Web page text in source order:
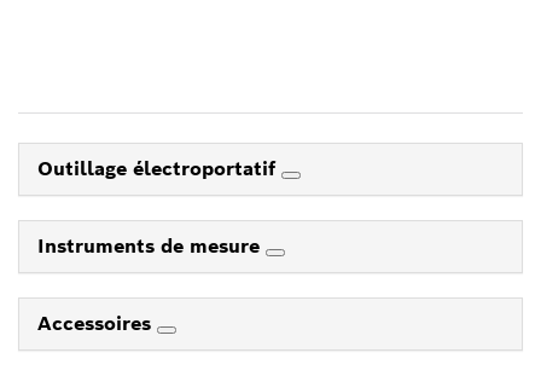
Outillage électroportatif
Instruments de mesure
Accessoires